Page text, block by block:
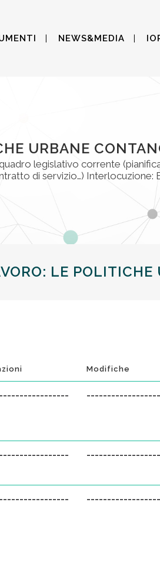
NEWS&MEDIA
URBANE
legislativo corrente
di servizio…) Interlocuzione:
LE
Modifiche